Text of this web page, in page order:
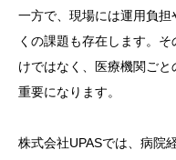
一方で、現場には運用負
くの課題も存在します。
けではなく、医療機関ご
重要になります。
株式会社UPASでは、病院